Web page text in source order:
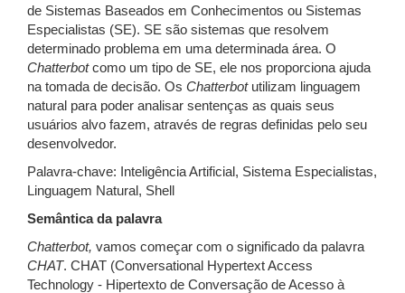
de Sistemas Baseados em Conhecimentos ou Sistemas
Especialistas (SE). SE são sistemas que resolvem
determinado problema em uma determinada área. O
Chatterbotcomo um tipo de SE, ele nos proporciona ajuda
na tomada de decisão. Os Chatterbotutilizam linguagem
natural para poder analisar sentenças as quais seus
usuários alvo fazem, através de regras definidas pelo seu
desenvolvedor.
Palavra-chave: Inteligência Artificial, Sistema Especialistas,
Linguagem Natural, Shell
Semântica da palavra
Chatterbot, vamos começar com o significado da palavra
CHAT. CHAT (Conversational Hypertext Access
Technology - Hipertexto de Conversação de Acesso à